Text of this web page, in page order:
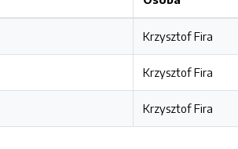
Krzysztof Fira
Krzysztof Fira
Krzysztof Fira